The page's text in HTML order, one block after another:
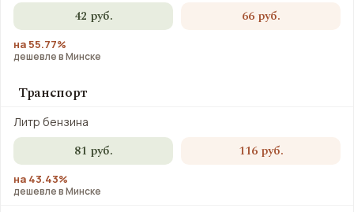
42 руб. 66 руб.
на 55.77%
дешевле в Минске
Транспорт
Литр бензина
81 руб. 116 руб.
на 43.43%
дешевле в Минске